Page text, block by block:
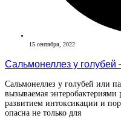
15 сентября, 2022
Сальмонеллез у
Сальмонеллез у голубей или
вызываемая энтеробактериями
развитием интоксикации и
опасна не только для